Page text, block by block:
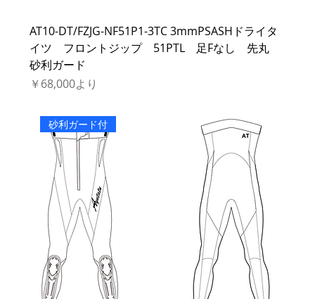
AT10-DT/FZJG-NF51P1-3TC 3mmPSASHドライタ
イツ フロントジップ 51PTL 足Fなし 先丸
砂利ガード
￥68,000より
セール価格
砂利ガード付